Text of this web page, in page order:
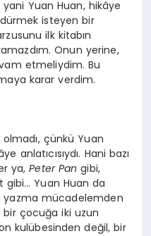
Yuan Huan, hikâye
isteyen bir
ilk kitabın
Onun yerine,
etmeliydim. Bu
karar verdim.
çünkü Yuan
anlatıcısıydı. Hani bazı
ya,Peter Pan gibi,
t gibi… Yuan Huan da
yazma mücadelemden
çocuğa iki uzun
kulübesinden değil, bir